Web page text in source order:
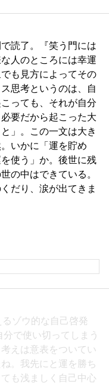
読了。『笑う門には
人のところには幸運
も見方によってその
思考というのは、自
っても、それが自分
要だから起こった大
」。この一文は大き
いかに「運を貯め
使う」か。後世に残
の中はできている。
だり、涙が出てきま
ゾウ的な自己啓発
で使い切ってしまう
えは意表をついてい
。我先にと運を勝ち
も浅ましく自己中心